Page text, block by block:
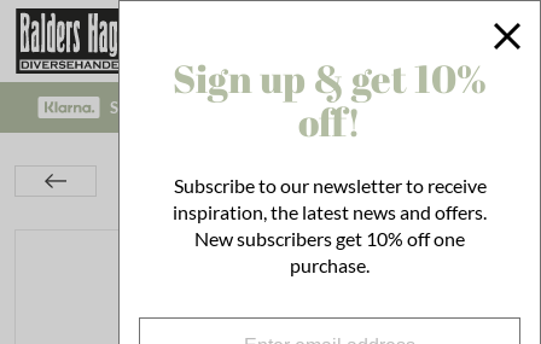
SAFE PAYMENT WITH KLARNA CHECKOUT!
Gift Wrap Multi Dots
Sign up & get 10%
off!
Subscribe to our newsletter to receive
inspiration, the latest news and offers.
New subscribers get 10% off one
purchase.